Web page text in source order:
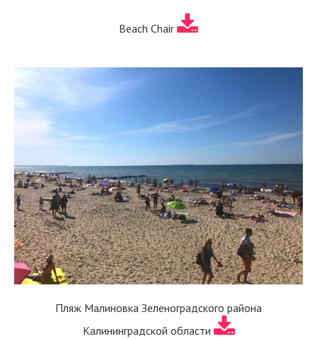
Beach Chair
Пляж Малиновка Зеленоградского района
Калининградской области